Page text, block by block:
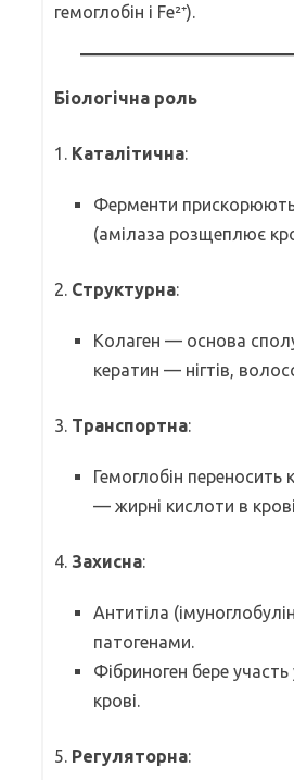
гемоглобін і Fe²⁺).
Біологічна роль
1. Каталітична:
Ферменти прискорюють
(амілаза розщеплює
2. Структурна:
Колаген — основа
кератин — нігтів,
3. Транспортна:
Гемоглобін переносить
— жирні кислоти в
4. Захисна:
Антитіла
патогенами.
Фібриноген бере участь
крові.
5. Регуляторна: